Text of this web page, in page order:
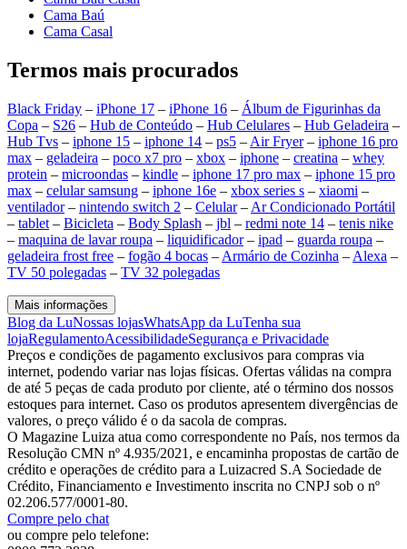
Cama Baú
Cama Casal
Termos mais procurados
Black Friday – iPhone 17 – iPhone 16 – Álbum de Figurinhas da
Copa – S26 – Hub de Conteúdo – Hub Celulares – Hub Geladeira –
Hub Tvs – iphone 15 – iphone 14 – ps5 – Air Fryer– iphone 16 pro
max – geladeira – poco x7 pro – xbox – iphone – creatina – whey
protein – microondas – kindle – iphone 17 pro max – iphone 15 pro
max – celular samsung – iphone 16e – xbox series s – xiaomi –
ventilador– nintendo switch 2 – Celular– Ar Condicionado Portátil
– tablet – Bicicleta – Body Splash – jbl – redmi note 14 – tenis nike
– maquina de lavar roupa – liquidificador– ipad – guarda roupa –
geladeira frost free – fogão 4 bocas – Armário de Cozinha – Alexa –
TV 50 polegadas – TV 32 polegadas
Mais informações
Blog da LuNossas lojasWhatsApp da LuTenha sua
lojaRegulamentoAcessibilidadeSegurança e Privacidade
Preços e condições de pagamento exclusivos para compras via
internet, podendo variar nas lojas físicas. Ofertas válidas na compra
de até 5 peças de cada produto por cliente, até o término dos nossos
estoques para internet. Caso os produtos apresentem divergências de
valores, o preço válido é o da sacola de compras.
O Magazine Luiza atua como correspondente no País, nos termos da
Resolução CMN nº 4.935/2021, e encaminha propostas de cartão de
crédito e operações de crédito para a Luizacred S.A Sociedade de
Crédito, Financiamento e Investimento inscrita no CNPJ sob o nº
02.206.577/0001-80.
Compre pelo chat
ou compre pelo telefone: